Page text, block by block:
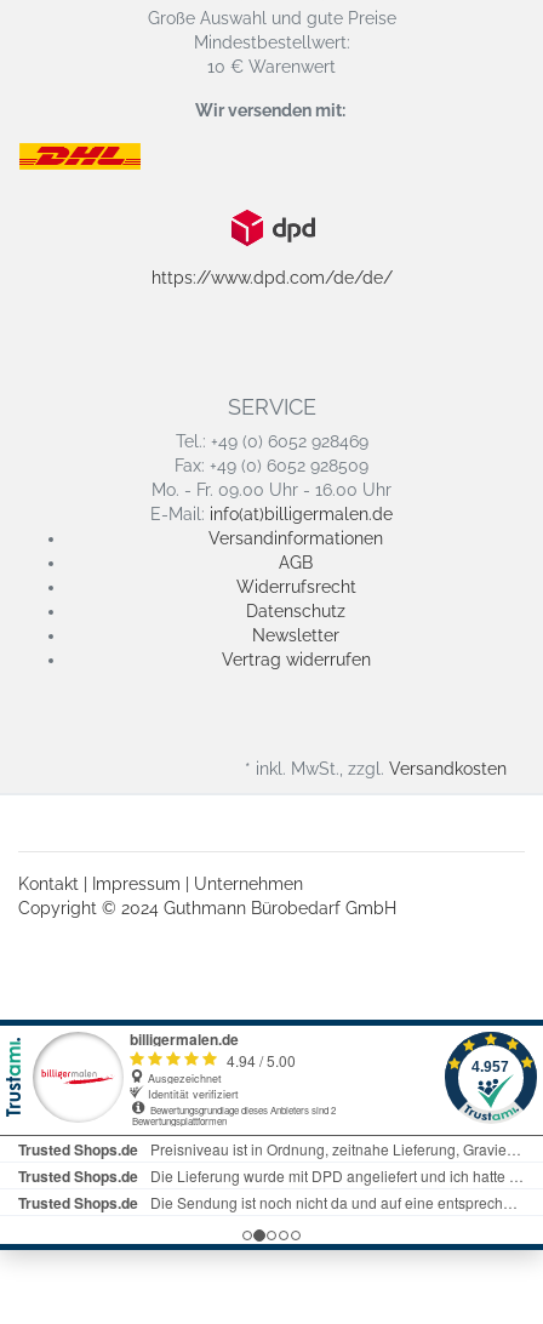
Große Auswahl und gute Preise
Mindestbestellwert:
10 € Warenwert
Wir versenden mit:
https://www.dpd.com/de/de/
SERVICE
Tel.: +49 (0) 6052 928469
Fax: +49 (0) 6052 928509
Mo. - Fr. 09.00 Uhr - 16.00 Uhr
E-Mail: info(at)billigermalen.de
Versandinformationen
AGB
Widerrufsrecht
Datenschutz
Newsletter
Vertrag widerrufen
* inkl. MwSt., zzgl. Versandkosten
Kontakt Impressum
Unternehmen
Copyright © 2024 Guthmann Bürobedarf GmbH